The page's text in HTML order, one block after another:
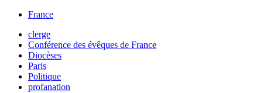
France
clerge
Conférence des évêques de France
Diocèses
Paris
Politique
profanation